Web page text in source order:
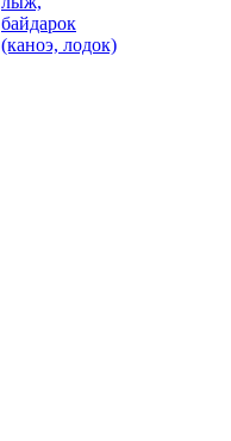
байдарок
(каноэ, лодок)